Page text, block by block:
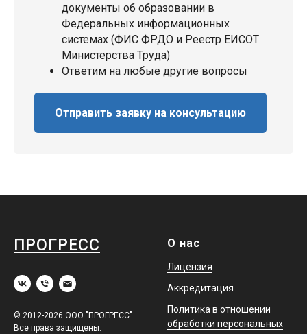
документы об образовании в
Федеральных информационных
системах (ФИС ФРДО и Реестр ЕИСОТ
Министерства Труда)
Ответим на любые другие вопросы
Отправить заявку на консультацию
ПРОГРЕСС
© 2012-2026 ООО "ПРОГРЕСС"
Все права защищены.
О нас
Лицензия
Аккредитация
Политика в отношении
обработки персональных